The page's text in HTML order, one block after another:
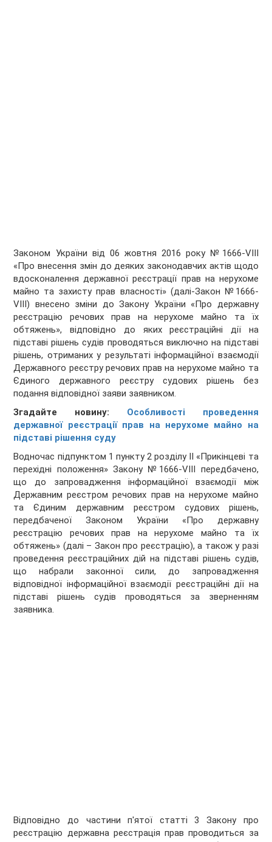
Законом України від 06 жовтня 2016 року №1666-VIII
«Про внесення змін до деяких законодавчих актів щодо
вдосконалення державної реєстрації прав на нерухоме
майно та захисту прав власності» (далі-Закон №1666-
VIII) внесено зміни до Закону України «Про державну
реєстрацію речових прав на нерухоме майно та їх
обтяжень», відповідно до яких реєстраційні дії на
підставі рішень судів проводяться виключно на підставі
рішень, отриманих у результаті інформаційної взаємодії
Державного реєстру речових прав на нерухоме майно та
Єдиного державного реєстру судових рішень без
подання відповідної заяви заявником.
Згадайте новину: Особливості проведення
державної реєстрації прав на нерухоме майно на
підставі рішення суду
Водночас підпунктом 1 пункту 2 розділу ІІ «Прикінцеві та
перехідні положення» Закону №1666-VIII передбачено,
що до запровадження інформаційної взаємодії між
Державним реєстром речових прав на нерухоме майно
та Єдиним державним реєстром судових рішень,
передбаченої Законом України «Про державну
реєстрацію речових прав на нерухоме майно та їх
обтяжень» (далі – Закон про реєстрацію), а також у разі
проведення реєстраційних дій на підставі рішень судів,
що набрали законної сили, до запровадження
відповідної інформаційної взаємодії реєстраційні дії на
підставі рішень судів проводяться за зверненням
заявника.
Відповідно до частини п'ятої статті 3 Закону про
реєстрацію державна реєстрація прав проводиться за